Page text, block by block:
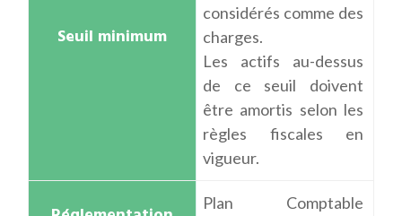
considérés comme des
charges.
Les actifs au-dessus
de ce seuil doivent
être amortis selon les
règles fiscales en
vigueur.
Plan Comptable